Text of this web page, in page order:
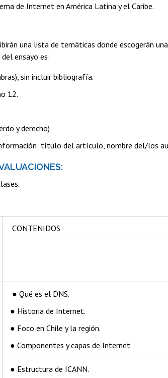
de Internet en América Latina y el Caribe.
una lista de temáticas donde escogerán
ensayo es:
sin incluir bibliografía.
12.
y derecho)
título del artículo, nombre del/los
CONTENIDOS
● Qué es el DNS.
● Historia de Internet.
● Foco en Chile y la región.
● Componentes y capas de Internet.
● Estructura de ICANN.